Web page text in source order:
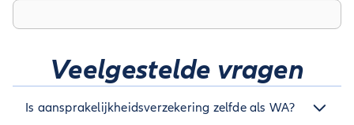
Veelgestelde vragen
Is aansprakelijkheidsverzekering zelfde als WA?